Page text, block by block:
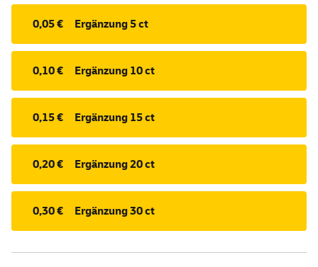
0,05 € Ergänzung 5 ct
0,10 € Ergänzung 10 ct
0,15 € Ergänzung 15 ct
0,20 € Ergänzung 20 ct
0,30 € Ergänzung 30 ct